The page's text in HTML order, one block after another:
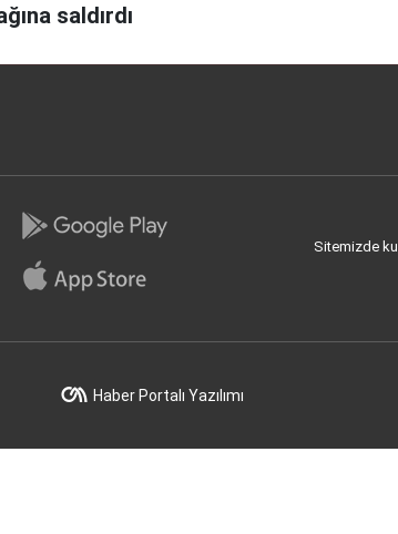
saldırdı
Sitemizde
Haber Portalı Yazılımı